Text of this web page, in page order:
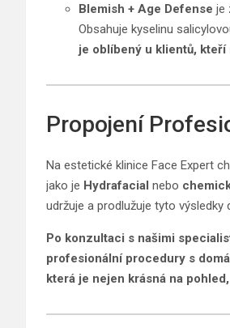
Blemish + Age Defense je
Obsahuje kyselinu
je oblíbený u klientů,
Propojení
Na estetické klinice Face Expert
jako je Hydrafacial nebo
udržuje a prodlužuje tyto výsledky
Po konzultaci s našimi
profesionální procedury s
která je nejen krásná na